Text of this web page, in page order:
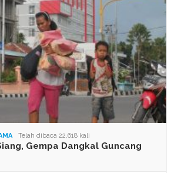
Telah dibaca 22,618 kali
Gempa Dangkal Guncang